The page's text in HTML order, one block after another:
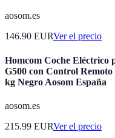
aosom.es
146.90 EURVer el precio
Homcom Coche Eléctrico
G500 con Control
kg Negro Aosom España
aosom.es
215.99 EURVer el precio